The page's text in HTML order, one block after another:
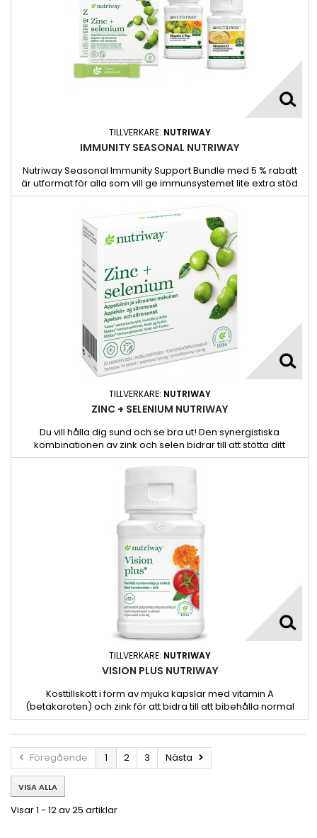
TILLVERKARE: NUTRIWAY
IMMUNITY SEASONAL NUTRIWAY
Nutriway Seasonal Immunity Support Bundle med 5 % rabatt
är utformat för alla som vill ge immunsystemet lite extra stöd
under de årstider som utmanar immunsystemet. Paketet
innehåller Nutriway Vitamin C Plus, Nutriway Zink + selen och
Nutriway Vitamin D!
TILLVERKARE: NUTRIWAY
ZINC + SELENIUM NUTRIWAY
Du vill hålla dig sund och se bra ut! Den synergistiska
kombinationen av zink och selen bidrar till att stötta ditt
immunsystem och hålla ditt hår samt din hud i form, i ett
praktiskt format som passar när du är på språng.
TILLVERKARE: NUTRIWAY
VISION PLUS NUTRIWAY
Kosttillskott i form av mjuka kapslar med vitamin A
(betakaroten) och zink för att bidra till att bibehålla normal
synförmåga*. Med 4 karotenoider från naturliga källor och
zink.
Föregående
1 2 3 Nästa
VISA ALLA
Visar 1 - 12 av 25 artiklar